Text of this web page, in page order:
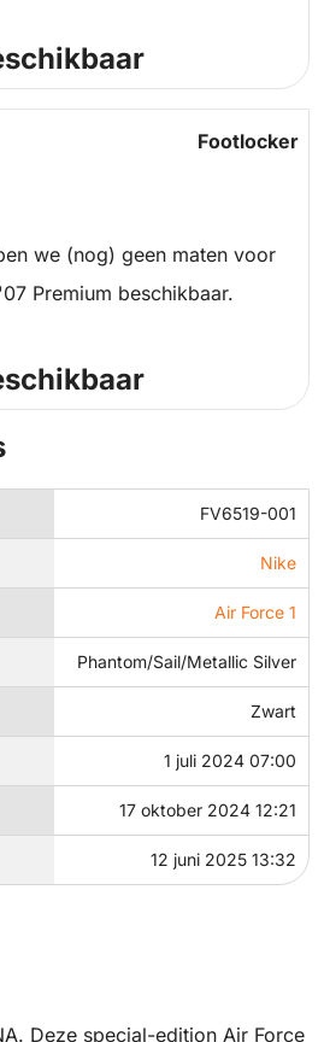
Footlocker
we (nog) geen maten voor
Premium beschikbaar.
FV6519-001
Nike
Air Force 1
Phantom/Sail/Metallic Silver
Zwart
1 juli 2024 07:00
17 oktober 2024 12:21
12 juni 2025 13:32
Deze special-edition Air Force